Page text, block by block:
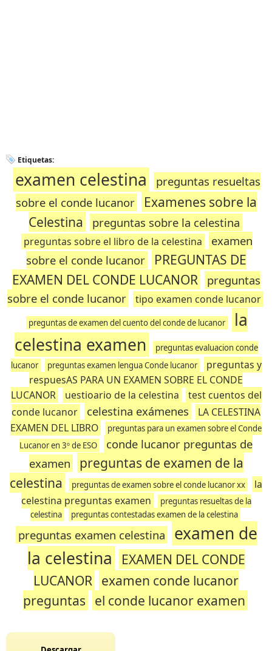
Etiquetas:
examen celestina
preguntas resueltas
sobre el conde lucanor
Examenes sobre la
Celestina
preguntas sobre la celestina
preguntas sobre el libro de la celestina
examen
sobre el conde lucanor
PREGUNTAS DE
EXAMEN DEL CONDE LUCANOR
preguntas
sobre el conde lucanor
tipo examen conde lucanor
preguntas de examen del cuento del conde de lucanor
la
celestina examen
preguntas evaluacion conde
lucanor
preguntas examen lengua Conde lucanor
preguntas y
respuesAS PARA UN EXAMEN SOBRE EL CONDE
LUCANOR
uestioario de la celestina
test cuentos del
conde lucanor
celestina exámenes
LA CELESTINA
EXAMEN DEL LIBRO
preguntas para un examen sobre el Conde
Lucanor en 3º de ESO
conde lucanor preguntas de
examen
preguntas de examen de la
celestina
preguntas de examen sobre el conde lucanor xx
la
celestina preguntas examen
preguntas resueltas de la
celestina
preguntas contestadas examen de la celestina
preguntas examen celestina
examen de
la celestina
EXAMEN DEL CONDE
LUCANOR examen conde lucanor
preguntas el conde lucanor examen